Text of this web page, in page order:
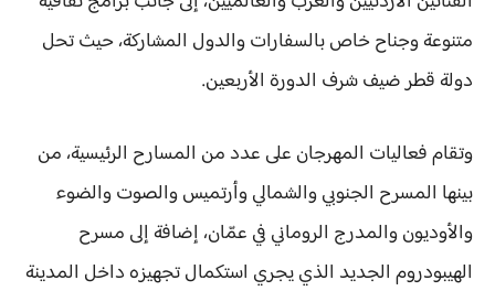
متنوعة وجناح خاص بالسفارات والدول المشاركة، حيث تحل
دولة قطر ضيف شرف الدورة الأربعين.
وتقام فعاليات المهرجان على عدد من المسارح الرئيسية، من
بينها المسرح الجنوبي والشمالي وأرتميس والصوت والضوء
والأوديون والمدرج الروماني في عمّان، إضافة إلى مسرح
الهيبودروم الجديد الذي يجري استكمال تجهيزه داخل المدينة